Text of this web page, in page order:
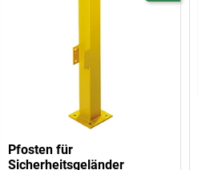
Pfosten für
Sicherheitsgeländer